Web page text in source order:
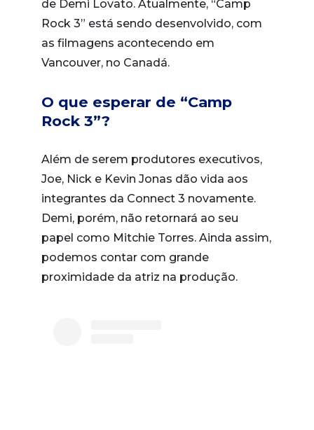
de Demi Lovato. Atualmente, “Camp
Rock 3” está sendo desenvolvido, com
as filmagens acontecendo em
Vancouver, no Canadá.
O que esperar de “Camp
Rock 3”?
Além de serem produtores executivos,
Joe, Nick e Kevin Jonas dão vida aos
integrantes da Connect 3 novamente.
Demi, porém, não retornará ao seu
papel como Mitchie Torres. Ainda assim,
podemos contar com grande
proximidade da atriz na produção.